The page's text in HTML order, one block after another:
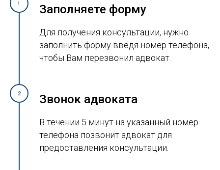
1 Заполняете форму
Для получения консультации, нужно
заполнить форму введя номер телефона,
чтобы Вам перезвонил адвокат.
2 Звонок адвоката
В течении 5 минут на указанный номер
телефона позвонит адвокат для
предоставления консультации.